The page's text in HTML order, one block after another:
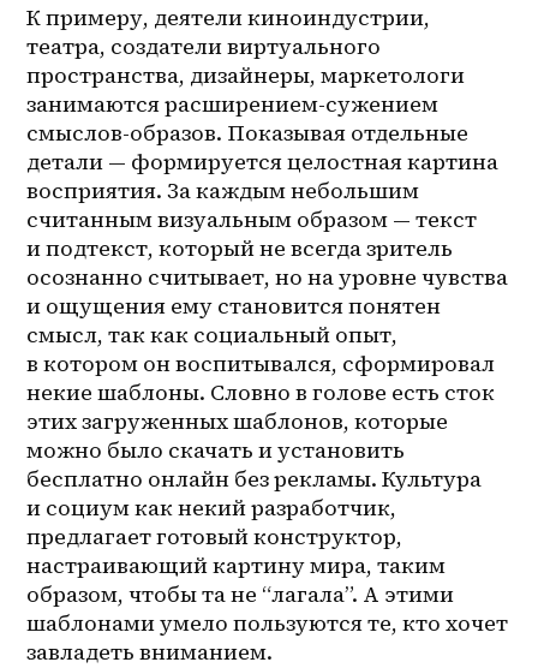
К примеру, деятели киноиндустрии,
театра, создатели виртуального
пространства, дизайнеры, маркетологи
занимаются расширением-сужением
смыслов-образов. Показывая отдельные
детали — формируется целостная картина
восприятия. За каждым небольшим
считанным визуальным образом — текст
и подтекст, который не всегда зритель
осознанно считывает, но на уровне чувства
и ощущения ему становится понятен
смысл, так как социальный опыт,
в котором он воспитывался, сформировал
некие шаблоны. Словно в голове есть сток
этих загруженных шаблонов, которые
можно было скачать и установить
бесплатно онлайн без рекламы. Культура
и социум как некий разработчик,
предлагает готовый конструктор,
настраивающий картину мира, таким
образом, чтобы та не “лагала”. А этими
шаблонами умело пользуются те, кто хочет
завладеть вниманием.